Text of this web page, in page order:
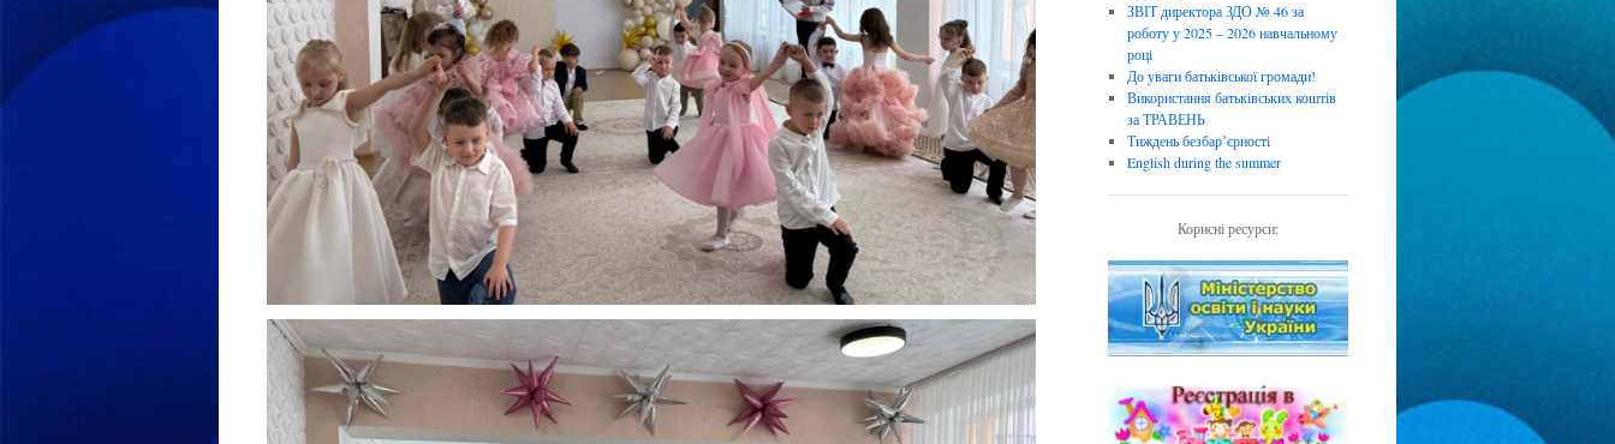
ЗВІТ директора ЗДО № 46 за
роботу у 2025 – 2026 навчальному
році
До уваги батьківської громади!
Використання батьківських коштів
за ТРАВЕНЬ
Тиждень безбарʼєрності
English during the summer
Корисні ресурси: